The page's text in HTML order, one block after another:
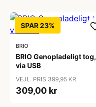
SPAR 23%
BRIO
BRIO Genopladeligt tog,
via USB
VEJL. PRIS 399,95 KR
309,00 kr